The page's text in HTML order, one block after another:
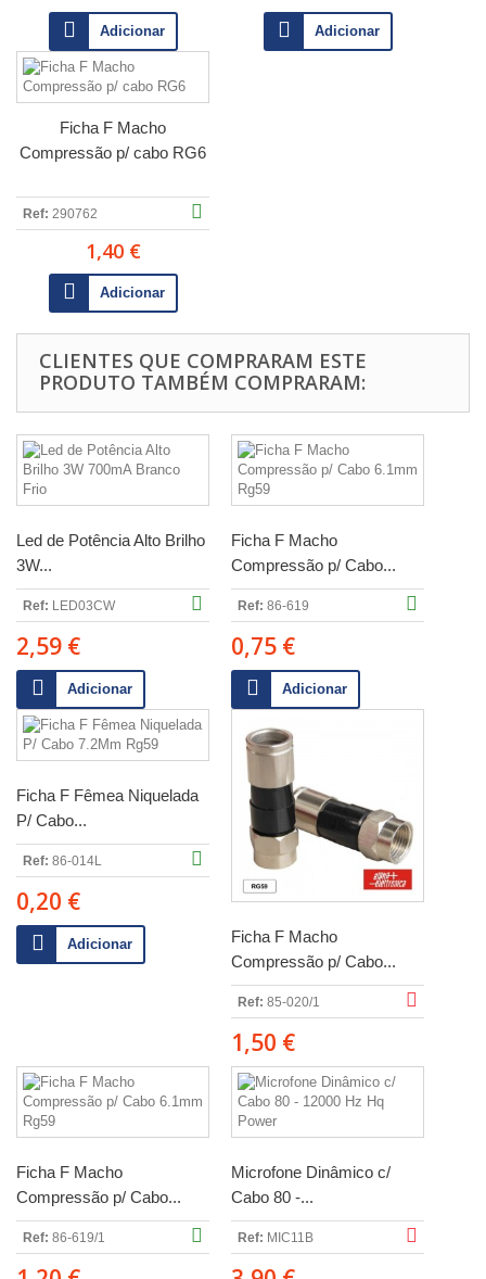
Adicionar Adicionar
Ficha F Macho
Compressão p/ cabo RG6
Ref: 290762
1,40 €
Adicionar
CLIENTES QUE COMPRARAM ESTE
PRODUTO TAMBÉM COMPRARAM:
Led de Potência Alto Brilho
3W...
Ref: LED03CW
2,59 €
Adicionar
Ficha F Macho
Compressão p/ Cabo...
Ref: 86-619
0,75 €
Adicionar
Ficha F Fêmea Niquelada
P/ Cabo...
Ref: 86-014L
0,20 €
Adicionar
Ficha F Macho
Compressão p/ Cabo...
Ref: 85-020/1
1,50 €
Ficha F Macho
Compressão p/ Cabo...
Ref: 86-619/1
Microfone Dinâmico c/
Cabo 80 -...
Ref: MIC11B